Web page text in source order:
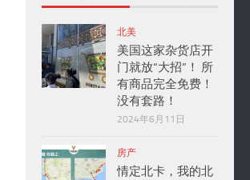
北美
美国这家杂货店开
门就放“大招”！ 所
有商品完全免费！
没有套路！
2024年6月11日
房产
情定北卡，我的北